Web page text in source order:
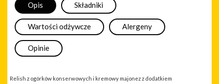
Opis Składniki
Wartości odżywcze Alergeny
Opinie
Relish z ogórków konserwowych i kremowy majonez z dodatkiem